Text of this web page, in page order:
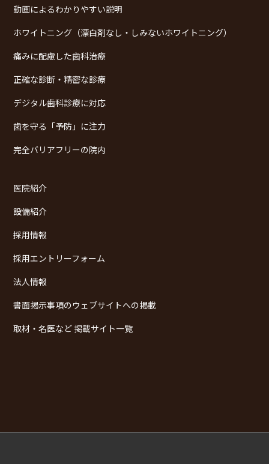
動画によるわかりやすい説明
ホワイトニング（漂白剤なし・しみないホワイトニング）
痛みに配慮した歯科治療
正確な診断・精密な診療
デジタル歯科診療に対応
歯を守る「予防」に注力
完全バリアフリーの院内
医院紹介
設備紹介
採用情報
採用エントリーフォーム
法人情報
書面掲示事項のウェブサイトへの掲載
取材・名医など 掲載サイト一覧